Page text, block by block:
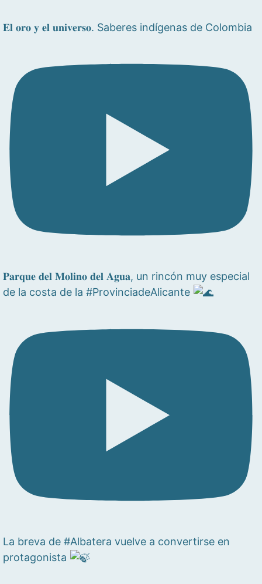
𝐄𝐥 𝐨𝐫𝐨 𝐲 𝐞𝐥 𝐮𝐧𝐢𝐯𝐞𝐫𝐬𝐨. Saberes indígenas de Colombia
𝐏𝐚𝐫𝐪𝐮𝐞 𝐝𝐞𝐥 𝐌𝐨𝐥𝐢𝐧𝐨 𝐝𝐞𝐥 𝐀𝐠𝐮𝐚, un rincón muy especial
de la costa de la #ProvinciadeAlicante
La breva de #Albatera vuelve a convertirse en
protagonista